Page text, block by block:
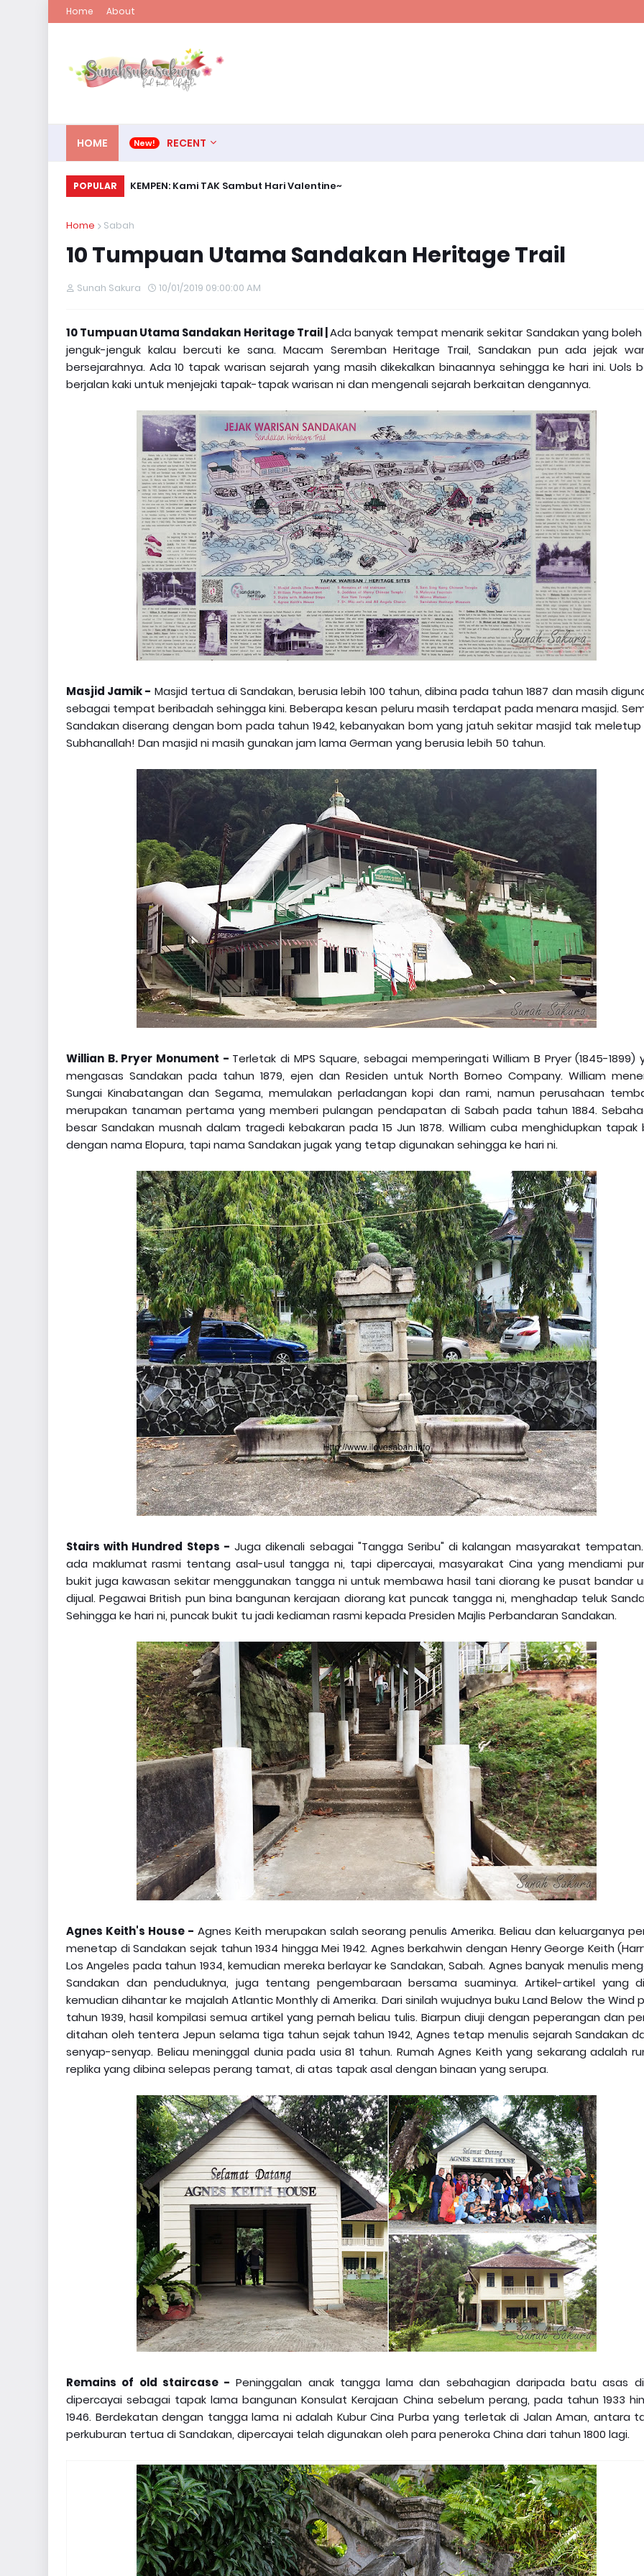
Home About
HOME RECENT
POPULAR KEMPEN: Kami TAK Sambut Hari Valentine~
Home Sabah
10 Tumpuan Utama Sandakan Heritage Trail
Sunah Sakura 10/01/2019 09:00:00 AM
10 Tumpuan Utama Sandakan Heritage Trail | Ada banyak tempat menarik sekitar Sandakan yang boleh
jenguk-jenguk kalau bercuti ke sana. Macam Seremban Heritage Trail, Sandakan pun ada jejak
bersejarahnya. Ada 10 tapak warisan sejarah yang masih dikekalkan binaannya sehingga ke hari ini. Uols
berjalan kaki untuk menjejaki tapak-tapak warisan ni dan mengenali sejarah berkaitan dengannya.
Masjid Jamik - Masjid tertua di Sandakan, berusia lebih 100 tahun, dibina pada tahun 1887 dan masih
sebagai tempat beribadah sehingga kini. Beberapa kesan peluru masih terdapat pada menara masjid.
Sandakan diserang dengan bom pada tahun 1942, kebanyakan bom yang jatuh sekitar masjid tak meletup
Subhanallah! Dan masjid ni masih gunakan jam lama German yang berusia lebih 50 tahun.
Willian B. Pryer Monument - Terletak di MPS Square, sebagai memperingati William B Pryer (1845-1899)
mengasas Sandakan pada tahun 1879, ejen dan Residen untuk North Borneo Company. William
Sungai Kinabatangan dan Segama, memulakan perladangan kopi dan rami, namun perusahaan
merupakan tanaman pertama yang memberi pulangan pendapatan di Sabah pada tahun 1884.
besar Sandakan musnah dalam tragedi kebakaran pada 15 Jun 1878. William cuba menghidupkan tapak
dengan nama Elopura, tapi nama Sandakan jugak yang tetap digunakan sehingga ke hari ni.
Stairs with Hundred Steps - Juga dikenali sebagai "Tangga Seribu" di kalangan masyarakat
ada maklumat rasmi tentang asal-usul tangga ni, tapi dipercayai, masyarakat Cina yang mendiami
bukit juga kawasan sekitar menggunakan tangga ni untuk membawa hasil tani diorang ke pusat bandar
dijual. Pegawai British pun bina bangunan kerajaan diorang kat puncak tangga ni, menghadap teluk
Sehingga ke hari ni, puncak bukit tu jadi kediaman rasmi kepada Presiden Majlis Perbandaran Sandakan.
Agnes Keith's House - Agnes Keith merupakan salah seorang penulis Amerika. Beliau dan keluarganya
menetap di Sandakan sejak tahun 1934 hingga Mei 1942. Agnes berkahwin dengan Henry George Keith
Los Angeles pada tahun 1934, kemudian mereka berlayar ke Sandakan, Sabah. Agnes banyak menulis
Sandakan dan penduduknya, juga tentang pengembaraan bersama suaminya. Artikel-artikel yang
kemudian dihantar ke majalah Atlantic Monthly di Amerika. Dari sinilah wujudnya buku Land Below the Wind
tahun 1939, hasil kompilasi semua artikel yang pernah beliau tulis. Biarpun diuji dengan peperangan dan
ditahan oleh tentera Jepun selama tiga tahun sejak tahun 1942, Agnes tetap menulis sejarah Sandakan
senyap-senyap. Beliau meninggal dunia pada usia 81 tahun. Rumah Agnes Keith yang sekarang adalah
replika yang dibina selepas perang tamat, di atas tapak asal dengan binaan yang serupa.
Remains of old staircase - Peninggalan anak tangga lama dan sebahagian daripada batu asas
dipercayai sebagai tapak lama bangunan Konsulat Kerajaan China sebelum perang, pada tahun 1933
1946. Berdekatan dengan tangga lama ni adalah Kubur Cina Purba yang terletak di Jalan Aman, antara
perkuburan tertua di Sandakan, dipercayai telah digunakan oleh para peneroka China dari tahun 1800 lagi.